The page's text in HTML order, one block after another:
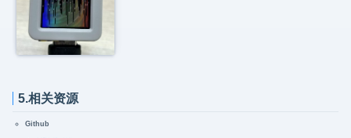
5.相关资源
Github